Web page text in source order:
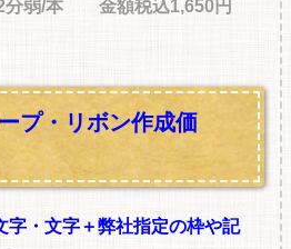
2分弱/本 金額税込1,650円
プ・リボン作成価
字・文字＋弊社指定の枠や記